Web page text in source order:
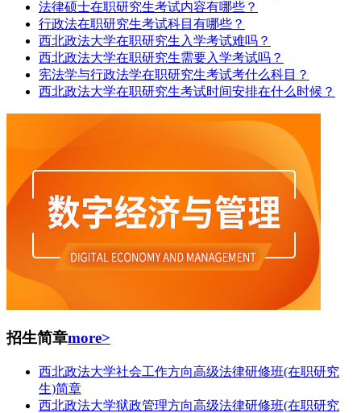
法律硕士在职研究生考试内容有哪些？
行政法在职研究生考试科目有哪些？
西北政法大学在职研究生入学考试难吗？
西北政法大学在职研究生需要入学考试吗？
宪法学与行政法学在职研究生考试考什么科目？
西北政法大学在职研究生考试时间安排在什么时候？
招生简章more>
西北政法大学社会工作方向高级法律研修班(在职研究
生)简章
西北政法大学狱政管理方向高级法律研修班(在职研究